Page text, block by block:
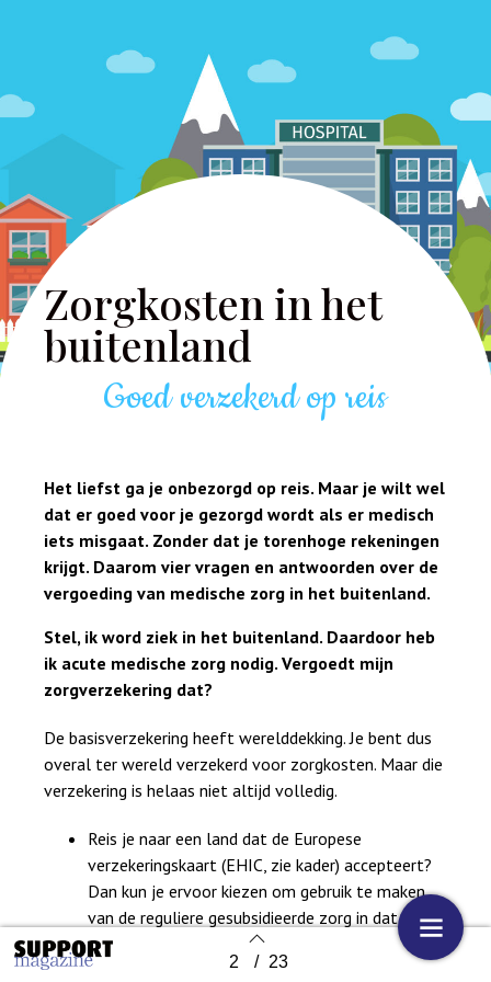
Back to index 2 / 23
Zorgkosten in het
buitenland
Goed verzekerd op reis
Het liefst ga je onbezorgd op reis. Maar je wilt wel
dat er goed voor je gezorgd wordt als er medisch
iets misgaat. Zonder dat je torenhoge rekeningen
krijgt. Daarom vier vragen en antwoorden over de
vergoeding van medische zorg in het buitenland.
Stel, ik word ziek in het buitenland. Daardoor heb
ik acute medische zorg nodig. Vergoedt mijn
zorgverzekering dat?
De basisverzekering heeft werelddekking. Je bent dus
overal ter wereld verzekerd voor zorgkosten. Maar die
verzekering is helaas niet altijd volledig.
Reis je naar een land dat de Europese
verzekeringskaart (EHIC, zie kader) accepteert?
Dan kun je ervoor kiezen om gebruik te maken
van de reguliere gesubsidieerde zorg in dat land.
Je krijgt die zorg dan volgens dezelfde
voorwaarden als de burgers van dat land zelf.